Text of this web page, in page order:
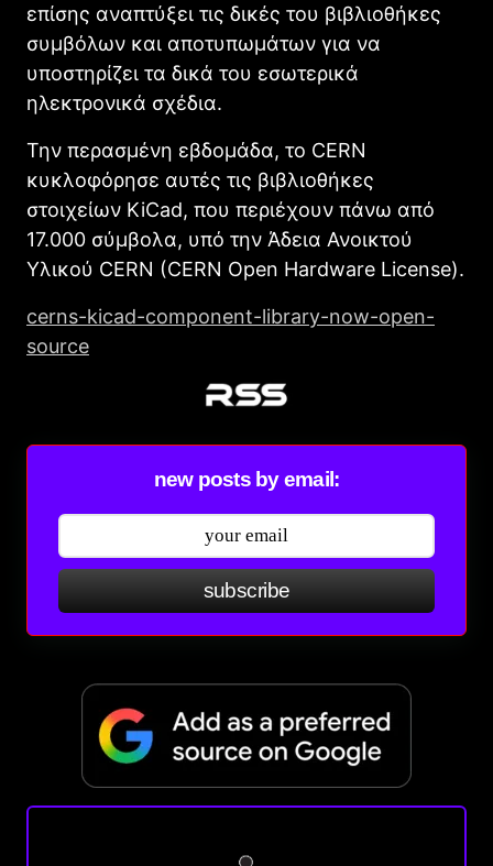
επίσης αναπτύξει τις δικές του βιβλιοθήκες
συμβόλων και αποτυπωμάτων για να
υποστηρίζει τα δικά του εσωτερικά
ηλεκτρονικά σχέδια.
Την περασμένη εβδομάδα, το CERN
κυκλοφόρησε αυτές τις βιβλιοθήκες
στοιχείων KiCad, που περιέχουν πάνω από
17.000 σύμβολα, υπό την Άδεια Ανοικτού
Υλικού CERN (CERN Open Hardware License).
cerns-kicad-component-library-now-open-
source
new posts by email:
subscribe